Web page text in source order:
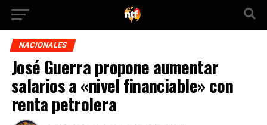
NACIONALES
José Guerra propone aumentar
salarios a «nivel financiable» con
renta petrolera